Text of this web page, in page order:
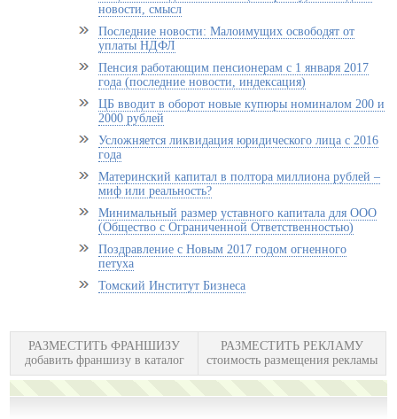
новости, смысл
Последние новости: Малоимущих освободят от
уплаты НДФЛ
Пенсия работающим пенсионерам с 1 января 2017
года (последние новости, индексация)
ЦБ вводит в оборот новые купюры номиналом 200 и
2000 рублей
Усложняется ликвидация юридического лица с 2016
года
Материнский капитал в полтора миллиона рублей –
миф или реальность?
Минимальный размер уставного капитала для ООО
(Общество с Ограниченной Ответственностью)
Поздравление с Новым 2017 годом огненного
петуха
Томский Институт Бизнеса
РАЗМЕСТИТЬ ФРАНШИЗУ
добавить франшизу в каталог
РАЗМЕСТИТЬ РЕКЛАМУ
стоимость размещения рекламы